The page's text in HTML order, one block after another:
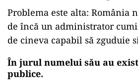
Problema este alta: România
de încă un administrator
de cineva capabil să zguduie
În jurul numelui său au
publice.